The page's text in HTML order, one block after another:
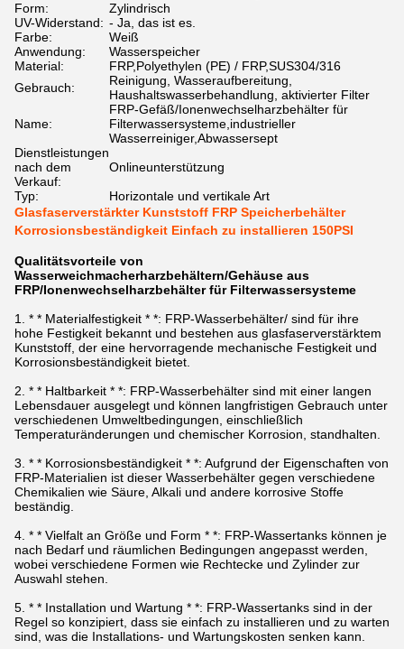
Form:
Zylindrisch
UV-Widerstand: - Ja, das ist es.
Farbe:
Weiß
Anwendung:
Wasserspeicher
Material:
FRP,Polyethylen (PE) / FRP,SUS304/316
Gebrauch:
Reinigung, Wasseraufbereitung,
Haushaltswasserbehandlung, aktivierter Filter
Name:
FRP-Gefäß/Ionenwechselharzbehälter für
Filterwassersysteme,industrieller
Wasserreiniger,Abwassersept
Dienstleistungen
nach dem
Verkauf:
Onlineunterstützung
Typ:
Horizontale und vertikale Art
Glasfaserverstärkter Kunststoff FRP Speicherbehälter
Korrosionsbeständigkeit Einfach zu installieren 150PSI
Qualitätsvorteile von
Wasserweichmacherharzbehältern/Gehäuse aus
FRP/Ionenwechselharzbehälter für Filterwassersysteme
1. * * Materialfestigkeit * *: FRP-Wasserbehälter/ sind für ihre
hohe Festigkeit bekannt und bestehen aus glasfaserverstärktem
Kunststoff, der eine hervorragende mechanische Festigkeit und
Korrosionsbeständigkeit bietet.
2. * * Haltbarkeit * *: FRP-Wasserbehälter sind mit einer langen
Lebensdauer ausgelegt und können langfristigen Gebrauch unter
verschiedenen Umweltbedingungen, einschließlich
Temperaturänderungen und chemischer Korrosion, standhalten.
3. * * Korrosionsbeständigkeit * *: Aufgrund der Eigenschaften von
FRP-Materialien ist dieser Wasserbehälter gegen verschiedene
Chemikalien wie Säure, Alkali und andere korrosive Stoffe
beständig.
4. * * Vielfalt an Größe und Form * *: FRP-Wassertanks können je
nach Bedarf und räumlichen Bedingungen angepasst werden,
wobei verschiedene Formen wie Rechtecke und Zylinder zur
Auswahl stehen.
5. * * Installation und Wartung * *: FRP-Wassertanks sind in der
Regel so konzipiert, dass sie einfach zu installieren und zu warten
sind, was die Installations- und Wartungskosten senken kann.